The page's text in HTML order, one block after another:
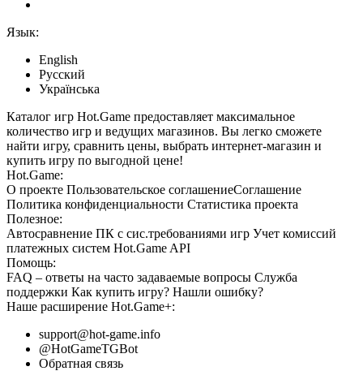
Язык:
English
Русский
Українська
Каталог игр Hot.Game предоставляет максимальное
количество игр и ведущих магазинов. Вы легко сможете
найти игру, сравнить цены, выбрать интернет-магазин и
купить игру по выгодной цене!
Hot.Game:
О проекте Пользовательское соглашениеСоглашение
Политика конфиденциальности Статистика проекта
Полезное:
Автосравнение ПК с сис.требованиями игр Учет комиссий
платежных систем Hot.Game API
Помощь:
FAQ – ответы на часто задаваемые вопросы Служба
поддержки Как купить игру? Нашли ошибку?
Наше расширение Hot.Game+:
support@hot-game.info
@HotGameTGBot
Обратная связь